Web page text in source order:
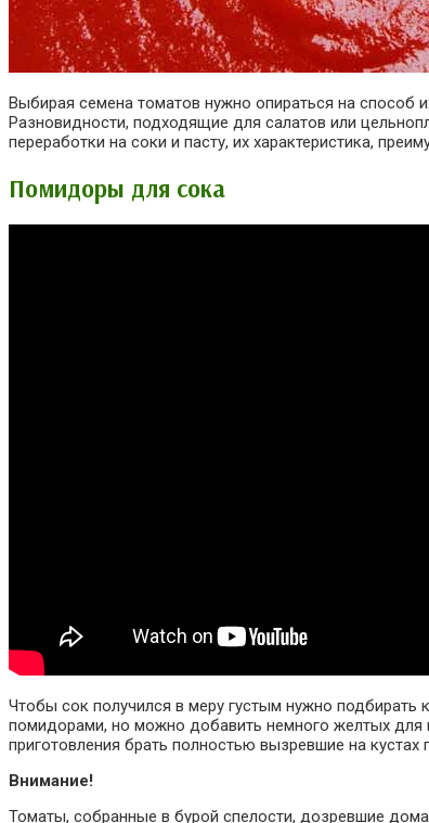
Выбирая семена томатов нужно опираться на способ
Разновидности, подходящие для салатов или
переработки на соки и пасту, их характеристика,
Помидоры для сока
Чтобы сок получился в меру густым нужно
помидорами, но можно добавить немного желтых для
приготовления брать полностью вызревшие на
Внимание!
Томаты, собранные в бурой спелости, дозревшие